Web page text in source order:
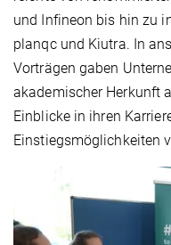
und Infineon bis hin zu
planqc und Kiutra. In
Vorträgen gaben
akademischer Herkunft
Einblicke in ihren
Einstiegsmöglichkeiten